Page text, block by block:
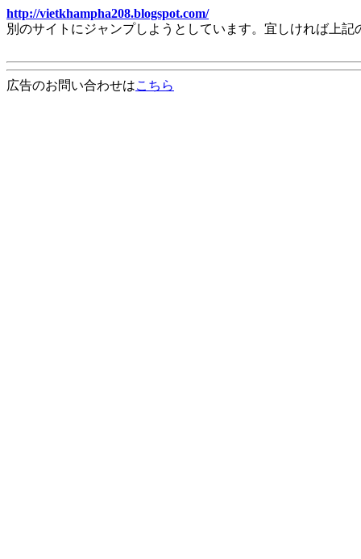
http://vietkhampha208.blogspot.com/
別のサイトにジャンプしようとしています。宜しければ上
広告のお問い合わせはこちら